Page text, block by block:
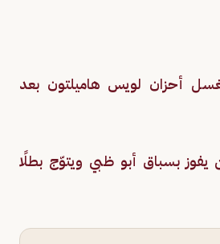
أحزان لويس هاميلتون بعد
يفوز بسباق أبو ظبي ويتوّج بطلًا